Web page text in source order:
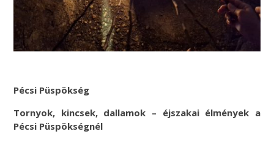
Pécsi Püspökség
Tornyok, kincsek, dallamok – éjszakai élmények a
Pécsi Püspökségnél